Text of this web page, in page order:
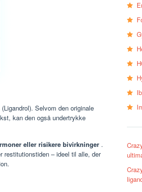
Selvom den originale
kan den også undertrykke
eller risikere bivirkninger .
restitutionstiden – ideel til alle, der